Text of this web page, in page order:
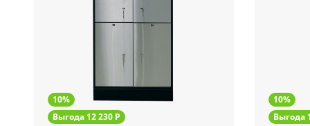
10%
Выгода 12 230 Р
10%
Выгода